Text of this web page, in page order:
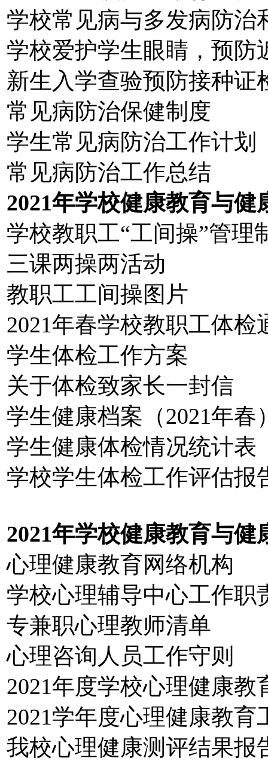
学校常见病与多发病防治
学校爱护学生眼睛，预防
新生入学查验预防接种证
常见病防治保健制度
学生常见病防治工作计划
常见病防治工作总结
2021年学校健康教育与健
学校教职工“工间操”管理
三课两操两活动
教职工工间操图片
2021年春学校教职工体检
学生体检工作方案
关于体检致家长一封信
学生健康档案（2021年春
学生健康体检情况统计表
学校学生体检工作评估报
2021年学校健康教育与健
心理健康教育网络机构
学校心理辅导中心工作职
专兼职心理教师清单
心理咨询人员工作守则
2021年度学校心理健康教
2021学年度心理健康教育
我校心理健康测评结果报